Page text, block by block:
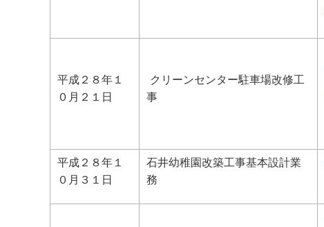
平成２８年１
０月２１日
クリーンセンター駐車場改修工
事
平成２８年１
０月３１日
石井幼稚園改築工事基本設計業
務